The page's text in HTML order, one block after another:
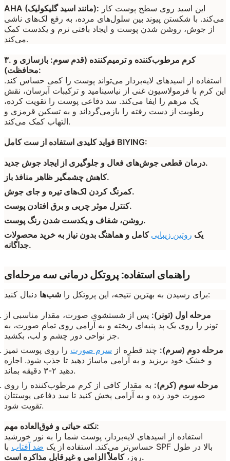
AHA (مانند اسید گلیکولیک): این اسید روی سطح پوست کار
می‌کند. با شکستن پیوند بین سلول‌های مرده، به رفع لک‌های ناشی
از جوش، روشن شدن پوست و ایجاد بافتی نرم و یکدست کمک
می‌کند.
۳. کرم مرطوب‌کننده و ترمیم‌کننده (قدم سوم: بازسازی و
محافظت):
استفاده از اسیدهای لایه‌بردار می‌تواند پوست را کمی حساس کند.
این کرم با فرمولاسیون غنی از نیاسینامید و ترکیبات آبرسان، نقش
یک مرهم را ایفا می‌کند. سد دفاعی پوست را تقویت کرده،
رطوبت از دست رفته را بازمی‌گرداند و به تسکین قرمزی و
التهاب کمک می‌کند.
فواید کلیدی استفاده از ست کامل BIYING:
درمان قطعی جوش‌های فعال و جلوگیری از ایجاد جوش جدید.
کاهش چشمگیر ظاهر منافذ باز.
کمرنگ کردن لک‌های تیره و جای جوش.
کنترل موثر چربی و برق افتادن پوست.
روشن، شفاف و یکدست شدن رنگ پوست.
یک روتین زیبایی کامل و هماهنگ بدون نیاز به خرید محصولات
جداگانه.
راهنمای استفاده: پروتکل درمانی سه مرحله‌ای
برای رسیدن به بهترین نتیجه، این پروتکل را شب‌ها
دنبال کنید:
مرحله اول (تونر): پس از شستشوی صورت، مقدار مناسبی از
تونر را روی یک پد پنبه‌ای ریخته و به آرامی روی تمام صورت، به
جز نواحی دور چشم و لب، بکشید.
مرحله دوم (سرم): چند قطره از سرم صورت را روی پوست تمیز
و خشک خود بریزید و به آرامی ماساژ دهید تا جذب شود. اجازه
دهید ۲-۳ دقیقه بماند.
مرحله سوم (کرم): به مقدار کافی از کرم مرطوب‌کننده را روی
صورت خود زده و به آرامی پخش کنید تا سد دفاعی پوستتان
تقویت شود.
نکته حیاتی و فوق‌العاده مهم:
استفاده از اسیدهای لایه‌بردار، پوست شما را به نور خورشید
حساس‌تر می‌کند. استفاده از یک ضد آفتاب با SPF بالا در طول
روز،کاملاً الزامی و غیرقابل مذاکره است.